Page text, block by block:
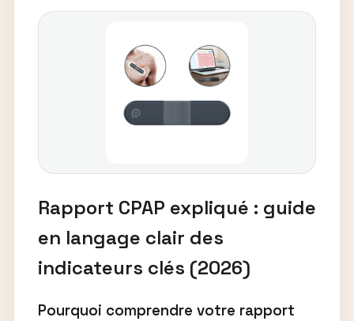
Rapport CPAP expliqué : guide
en langage clair des
indicateurs clés (2026)
Pourquoi comprendre votre rapport